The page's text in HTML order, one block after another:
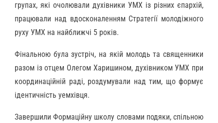
групах, які очолювали духівники УМХ із різних єпархій,
працювали над вдосконаленням Стратегії молодіжного
руху УМХ на найближчі 5 років.
Фінальною була зустріч, на якій молодь та священники
разом із отцем Олегом Харишином, духівником УМХ при
координаційній раді, роздумували над тим, що формує
ідентичність уемхівця.
Завершили Формаційну школу словами подяки, спільною